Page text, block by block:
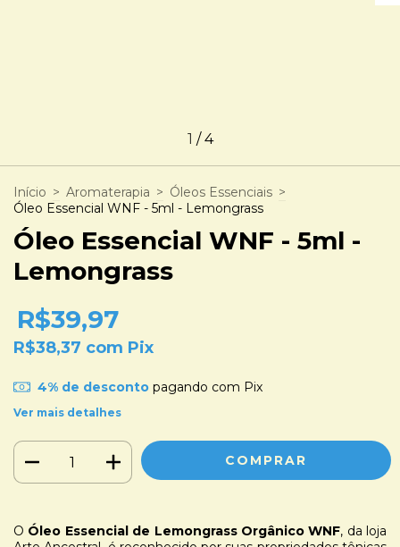
1 /4
Início > Aromaterapia > Óleos Essenciais >
Óleo Essencial WNF - 5ml - Lemongrass
Óleo Essencial WNF - 5ml -
Lemongrass
R$39,97
R$38,37 com Pix
4% de descontopagando com Pix
Ver mais detalhes
O Óleo Essencial de Lemongrass Orgânico WNF, da loja